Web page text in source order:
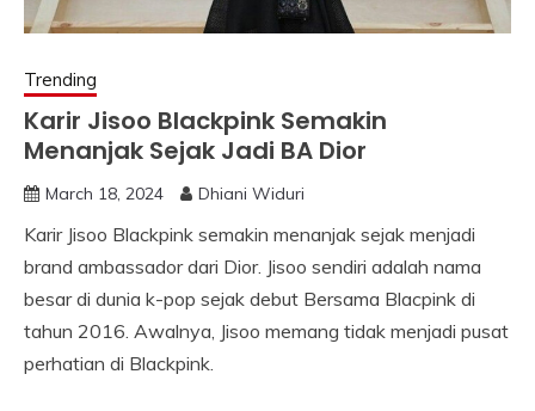
Trending
Karir Jisoo Blackpink Semakin
Menanjak Sejak Jadi BA Dior
March 18, 2024 Dhiani Widuri
Karir Jisoo Blackpink semakin menanjak sejak menjadi
brand ambassador dari Dior. Jisoo sendiri adalah nama
besar di dunia k-pop sejak debut Bersama Blacpink di
tahun 2016. Awalnya, Jisoo memang tidak menjadi pusat
perhatian di Blackpink.